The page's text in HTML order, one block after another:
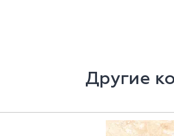
Другие